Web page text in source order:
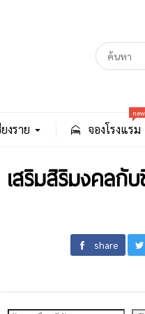
งราย จองโรงแรม
new
สริมสิริมงคลกั
share